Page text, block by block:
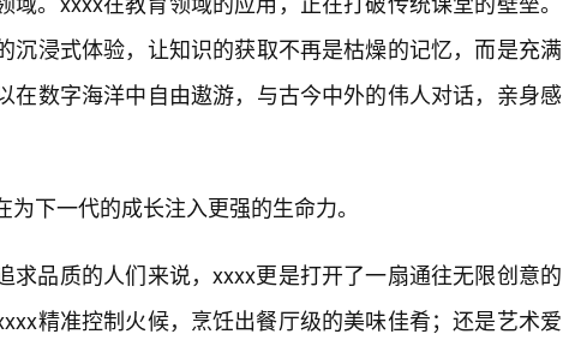
沉浸式体验，让知识的获取不再是枯燥的记忆，而是充满
在数字海洋中自由遨游，与古今中外的伟人对话，亲身感
下一代的成长注入更强的生命力。
求品质的人们来说，xxxx更是打开了一扇通往无限创意的
精准控制火候，烹饪出餐厅级的美味佳肴；还是艺术爱